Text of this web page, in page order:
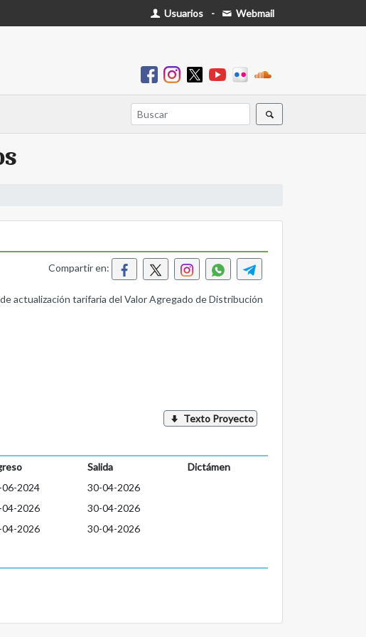
Usuarios - Webmail
Compartir en:
actualización tarifaria del Valor Agregado de Distribución
Texto Proyecto
Salida
Dictámen
06-2024
30-04-2026
2026
30-04-2026
2026 30-04-2026